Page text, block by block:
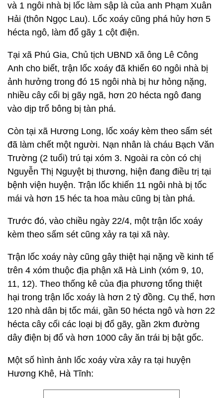
và 1 ngôi nhà bị lốc làm sập là của anh Phạm Xuân
Hải (thôn Ngọc Lau). Lốc xoáy cũng phá hủy hơn 5
hécta ngô, làm đổ gãy 1 cột điện.
Tại xã Phú Gia, Chủ tịch UBND xã ông Lê Công
Anh cho biết, trận lốc xoáy đã khiến 60 ngôi nhà bị
ảnh hưởng trong đó 15 ngôi nhà bị hư hỏng nặng,
nhiều cây cối bị gãy ngã, hơn 20 hécta ngô đang
vào dịp trổ bông bị tàn phá.
Còn tại xã Hương Long, lốc xoáy kèm theo sấm sét
đã làm chết một người. Nạn nhân là cháu Bạch Văn
Trường (2 tuổi) trú tại xóm 3. Ngoài ra còn có chị
Nguyễn Thị Nguyệt bị thương, hiện đang điều trị tại
bệnh viện huyện. Trận lốc khiến 11 ngôi nhà bị tốc
mái và hơn 15 héc ta hoa màu cũng bị tàn phá.
Trước đó, vào chiều ngày 22/4, một trận lốc xoáy
kèm theo sấm sét cũng xảy ra tại xã này.
Trận lốc xoáy này cũng gây thiệt hại nặng về kinh tế
trên 4 xóm thuộc địa phận xã Hà Linh (xóm 9, 10,
11, 12). Theo thống kê của địa phương tổng thiệt
hại trong trận lốc xoáy là hơn 2 tỷ đồng. Cụ thể, hơn
120 nhà dân bị tốc mái, gần 50 hécta ngô và hơn 22
hécta cây cối các loại bị đổ gãy, gần 2km đường
dây điện bị đổ và hơn 1000 cây ăn trái bị bật gốc.
Một số hình ảnh lốc xoáy vừa xảy ra tại huyện
Hương Khê, Hà Tĩnh: